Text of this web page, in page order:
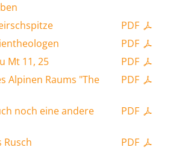
PDF
PDF
PDF
Mt 11, 25
PDF
Alpinen Raums "The
PDF
noch eine andere
PDF
Rusch